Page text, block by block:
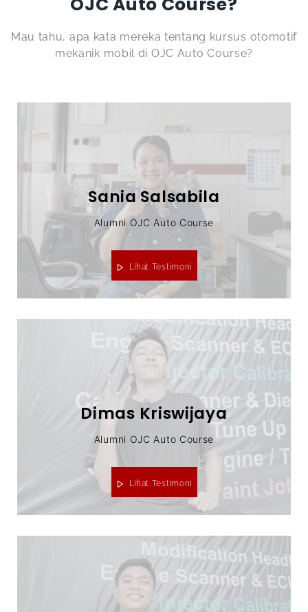
Mau tahu, apa kata mereka tentang kursus otomotif
mekanik mobil di OJC Auto Course?
Sania Salsabila
Alumni OJC Auto Course
Lihat Testimoni
Dimas Kriswijaya
Alumni OJC Auto Course
Lihat Testimoni